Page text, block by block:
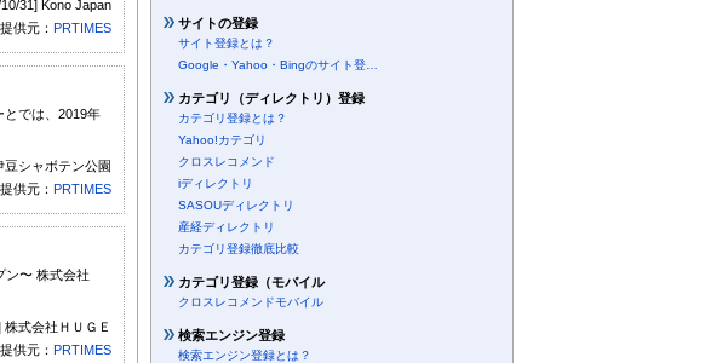
31] Kono Japan
提供元： PRTIMES
とでは、2019年
豆シャボテン公園
提供元： PRTIMES
ン〜 株式会社
株式会社ＨＵＧＥ
提供元： PRTIMES
サイトの登録
サイト登録とは？
Google・Yahoo・Bingのサイト登…
カテゴリ（ディレクトリ）登録
カテゴリ登録とは？
Yahoo!カテゴリ
クロスレコメンド
iディレクトリ
SASOUディレクトリ
産経ディレクトリ
カテゴリ登録徹底比較
カテゴリ登録（モバイル
クロスレコメンドモバイル
検索エンジン登録
検索エンジン登録とは？